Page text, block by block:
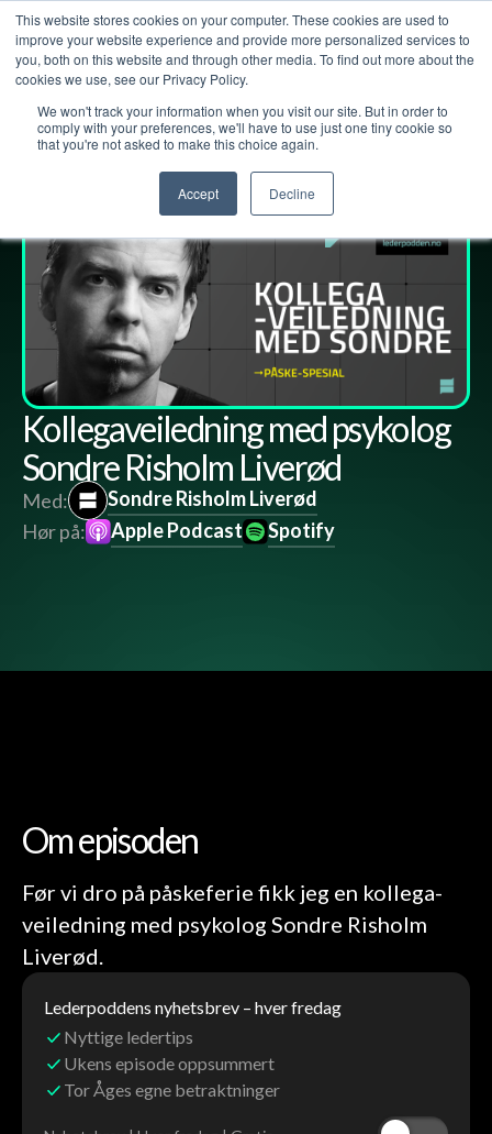
This website stores cookies on your computer. These cookies are used to
improve your website experience and provide more personalized services to
you, both on this website and through other media. To find out more about the
cookies we use, see our Privacy Policy.
We won't track your information when you visit our site. But in order to
comply with your preferences, we'll have to use just one tiny cookie so
that you're not asked to make this choice again.
Accept Decline
Lederpodden 15apr2022 116 Del
Kollegaveiledning med psykolog
Sondre Risholm Liverød
Med:
Sondre Risholm Liverød
Hør på:
Apple Podcast Spotify
Om episoden
Før vi dro på påskeferie fikk jeg en kollega-
veiledning med psykolog Sondre Risholm
Liverød.
Lederpoddens nyhetsbrev – hver fredag
Nyttige ledertips
Ukens episode oppsummert
Tor Åges egne betraktninger